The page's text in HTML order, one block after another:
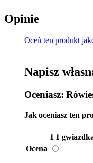
Opinie
Oceń ten produkt
Napisz
Oceniasz:
Jak oceniasz ten
1 1
Ocena